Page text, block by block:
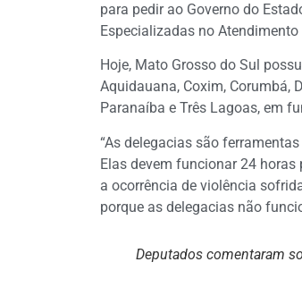
para pedir ao Governo do
Especializadas no Atendimento
Hoje, Mato Grosso do Sul
Aquidauana, Coxim, Corumbá,
Paranaíba e Três Lagoas, em
“As delegacias são
Elas devem funcionar 24
a ocorrência de violência
porque as delegacias não
Deputados comentaram